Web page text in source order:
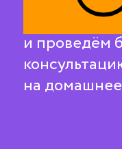
Свяжемся с
и проведём
на